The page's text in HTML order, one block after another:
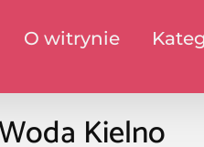
O witrynie
Kielno